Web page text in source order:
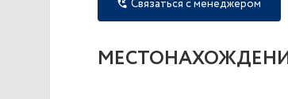
Связаться с менеджером